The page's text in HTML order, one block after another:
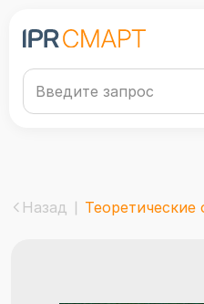
Назад Теоретические